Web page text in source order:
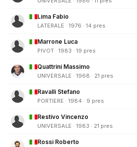
Lima Fabio
LATERALE · 1976 · 14 pres
Marrone Luca
PIVOT · 1983 · 19 pres
Quattrini Massimo
UNIVERSALE · 1968 · 21 pres
Ravalli Stefano
PORTIERE · 1984 · 9 pres
Restivo Vincenzo
UNIVERSALE · 1983 · 21 pres
Rossi Roberto